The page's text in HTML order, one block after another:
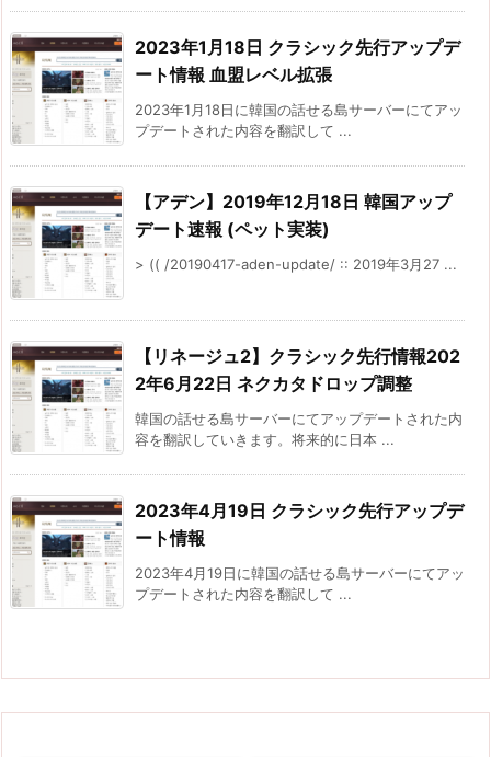
2023年1月18日 クラシック先行アップデ
ート情報 血盟レベル拡張
2023年1月18日に韓国の話せる島サーバーにてアッ
プデートされた内容を翻訳して ...
【アデン】2019年12月18日 韓国アップ
デート速報 (ペット実装)
> (( /20190417-aden-update/ :: 2019年3月27 ...
【リネージュ2】クラシック先行情報202
2年6月22日 ネクカタドロップ調整
韓国の話せる島サーバーにてアップデートされた内
容を翻訳していきます。将来的に日本 ...
2023年4月19日 クラシック先行アップデ
ート情報
2023年4月19日に韓国の話せる島サーバーにてアッ
プデートされた内容を翻訳して ...